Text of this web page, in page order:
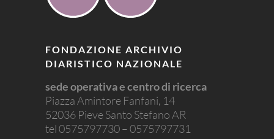
FONDAZIONE ARCHIVIO
DIARISTICO NAZIONALE
sede operativa e centro di ricerca
Piazza Amintore Fanfani, 14
52036 Pieve Santo Stefano AR
tel 0575797730 – 0575797731